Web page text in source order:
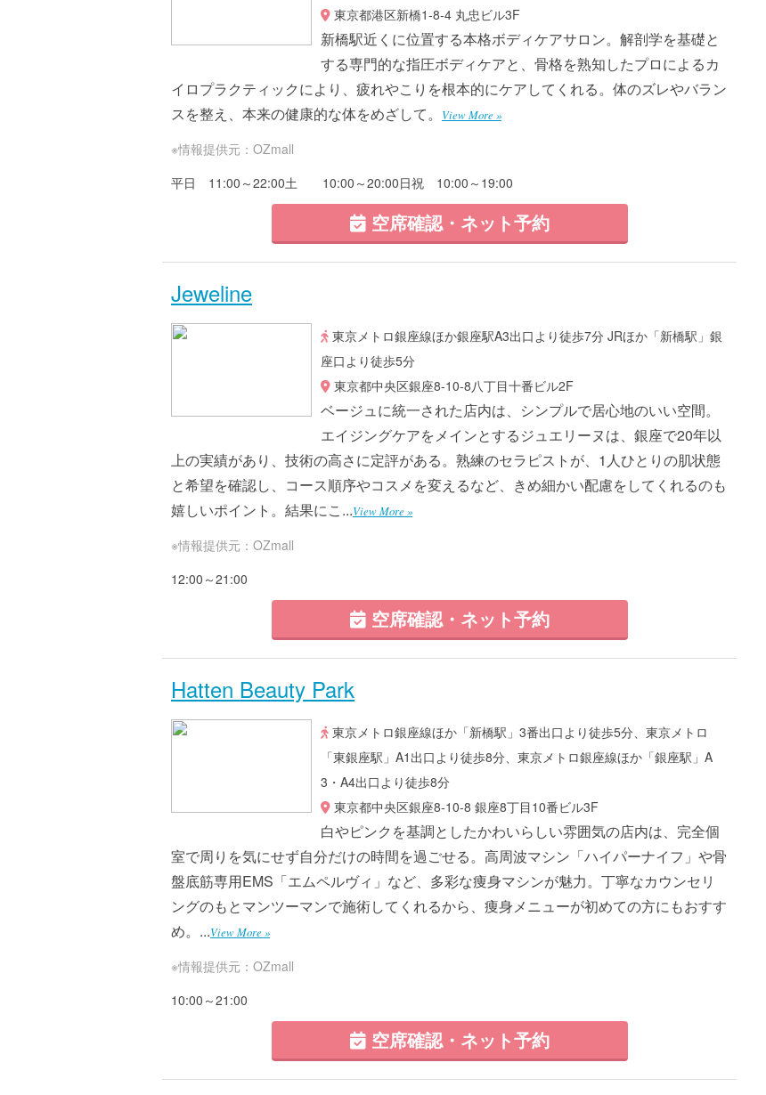
東京都港区新橋1-8-4 丸忠ビル3F
新橋駅近くに位置する本格ボディケアサロン。解剖学を基礎と
する専門的な指圧ボディケアと、骨格を熟知したプロによるカ
イロプラクティックにより、疲れやこりを根本的にケアしてくれる。体のズレやバラン
スを整え、本来の健康的な体をめざして。
View More »
※情報提供元：OZmall
平日 11:00～22:00土 10:00～20:00日祝 10:00～19:00
空席確認・ネット予約
Jeweline
東京メトロ銀座線ほか銀座駅A3出口より徒歩7分 JRほか「新橋駅」銀
座口より徒歩5分
東京都中央区銀座8-10-8八丁目十番ビル2F
ベージュに統一された店内は、シンプルで居心地のいい空間。
エイジングケアをメインとするジュエリーヌは、銀座で20年以
上の実績があり、技術の高さに定評がある。熟練のセラピストが、1人ひとりの肌状態
と希望を確認し、コース順序やコスメを変えるなど、きめ細かい配慮をしてくれるのも
嬉しいポイント。結果にこ...View More »
※情報提供元：OZmall
12:00～21:00
空席確認・ネット予約
Hatten Beauty Park
東京メトロ銀座線ほか「新橋駅」3番出口より徒歩5分、東京メトロ
「東銀座駅」A1出口より徒歩8分、東京メトロ銀座線ほか「銀座駅」A
3・A4出口より徒歩8分
東京都中央区銀座8-10-8 銀座8丁目10番ビル3F
白やピンクを基調としたかわいらしい雰囲気の店内は、完全個
室で周りを気にせず自分だけの時間を過ごせる。高周波マシン「ハイパーナイフ」や骨
盤底筋専用EMS「エムペルヴィ」など、多彩な痩身マシンが魅力。丁寧なカウンセリ
ングのもとマンツーマンで施術してくれるから、痩身メニューが初めての方にもおすす
め。...View More »
※情報提供元：OZmall
10:00～21:00
空席確認・ネット予約